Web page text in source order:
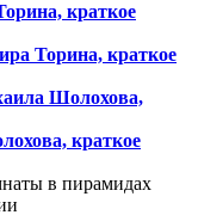
краткое
Торина, краткое
Шолохова,
краткое